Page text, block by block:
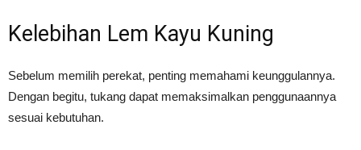
Kelebihan Lem Kayu Kuning
Sebelum memilih perekat, penting memahami keunggulannya.
Dengan begitu, tukang dapat memaksimalkan penggunaannya
sesuai kebutuhan.